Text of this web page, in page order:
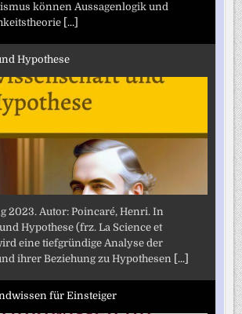
können Aussagenlogik und
[...]
Hypothese
2023. Autor: Poincaré, Henri. In
Hypothese (frz. La Science et
eine tiefgründige Analyse der
ihrer Beziehung zu Hypothesen [...]
für Einsteiger